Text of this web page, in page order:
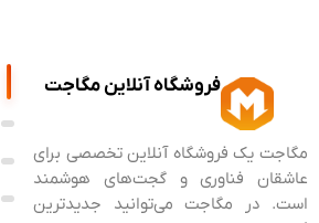
فروشگاه آنلاین مگاجت
مگاجت یک فروشگاه آنلاین تخصصی برای
عاشقان فناوری و گجت‌های هوشمند
است. در مگاجت می‌توانید جدیدترین